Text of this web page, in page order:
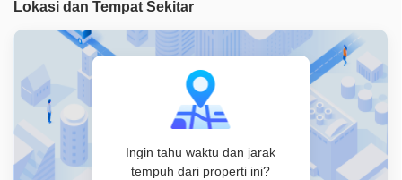
Lokasi dan Tempat Sekitar
Ingin tahu waktu dan jarak
tempuh dari properti ini?